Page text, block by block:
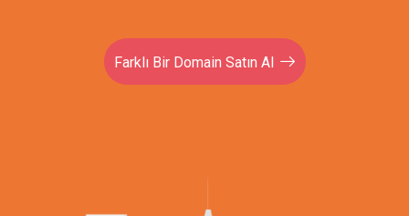
Farklı Bir Domain Satın Al